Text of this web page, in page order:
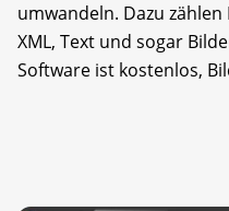
umwandeln. Dazu zählen
XML, Text und sogar
Software ist kostenlos,